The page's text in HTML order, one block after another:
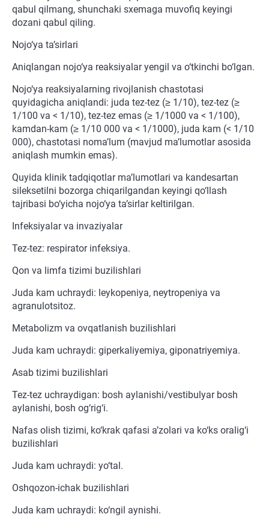
qabul qilmang, shunchaki sxemaga muvofiq keyingi
dozani qabul qiling.
Nojo‘ya ta’sirlari
Aniqlangan nojo‘ya reaksiyalar yengil va o‘tkinchi bo‘lgan.
Nojo‘ya reaksiyalarning rivojlanish chastotasi
quyidagicha aniqlandi: juda tez-tez (≥ 1/10), tez-tez (≥
1/100 va < 1/10), tez-tez emas (≥ 1/1000 va < 1/100),
kamdan-kam (≥ 1/10 000 va < 1/1000), juda kam (< 1/10
000), chastotasi noma’lum (mavjud ma’lumotlar asosida
aniqlash mumkin emas).
Quyida klinik tadqiqotlar ma’lumotlari va kandesartan
sileksetilni bozorga chiqarilgandan keyingi qo‘llash
tajribasi bo‘yicha nojo‘ya ta’sirlar keltirilgan.
Infeksiyalar va invaziyalar
Tez-tez: respirator infeksiya.
Qon va limfa tizimi buzilishlari
Juda kam uchraydi: leykopeniya, neytropeniya va
agranulotsitoz.
Metabolizm va ovqatlanish buzilishlari
Juda kam uchraydi: giperkaliyemiya, giponatriyemiya.
Asab tizimi buzilishlari
Tez-tez uchraydigan: bosh aylanishi/vestibulyar bosh
aylanishi, bosh og‘rig‘i.
Nafas olish tizimi, ko‘krak qafasi a’zolari va ko‘ks oralig‘i
buzilishlari
Juda kam uchraydi: yo‘tal.
Oshqozon-ichak buzilishlari
Juda kam uchraydi: ko‘ngil aynishi.